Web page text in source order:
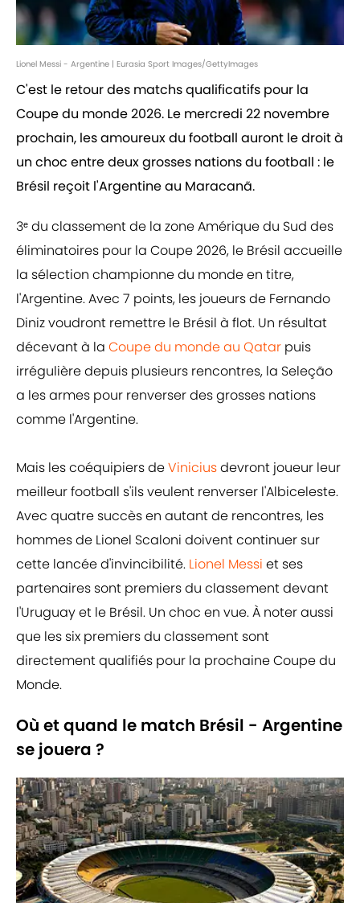
Lionel Messi - Argentine | Eurasia Sport Images/GettyImages
C'est le retour des matchs qualificatifs pour la
Coupe du monde 2026. Le mercredi 22 novembre
prochain, les amoureux du football auront le droit à
un choc entre deux grosses nations du football : le
Brésil reçoit l'Argentine au Maracanã.
3ᵉ du classement de la zone Amérique du Sud des
éliminatoires pour la Coupe 2026, le Brésil accueille
la sélection championne du monde en titre,
l'Argentine. Avec 7 points, les joueurs de Fernando
Diniz voudront remettre le Brésil à flot. Un résultat
décevant à la Coupe du monde au Qatar puis
irrégulière depuis plusieurs rencontres, la Seleção
a les armes pour renverser des grosses nations
comme l'Argentine.
Mais les coéquipiers deViniciusdevront joueur leur
meilleur football s'ils veulent renverser l'Albiceleste.
Avec quatre succès en autant de rencontres, les
hommes de Lionel Scaloni doivent continuer sur
cette lancée d'invincibilité. Lionel Messi et ses
partenaires sont premiers du classement devant
l'Uruguay et le Brésil. Un choc en vue. À noter aussi
que les six premiers du classement sont
directement qualifiés pour la prochaine Coupe du
Monde.
Où et quand le match Brésil - Argentine
se jouera ?